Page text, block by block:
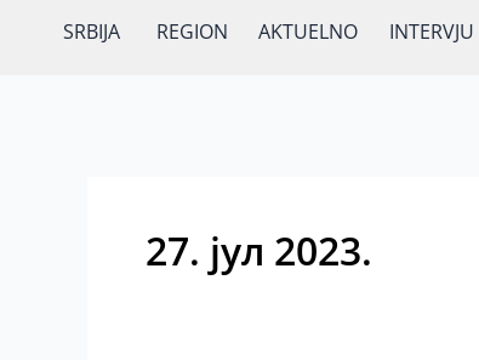
SRBIJA REGION AKTUELNO INTERVJU
27. јул 2023.